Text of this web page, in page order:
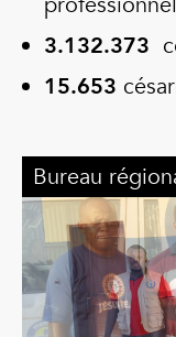
3.132.373
15.653
Bureau